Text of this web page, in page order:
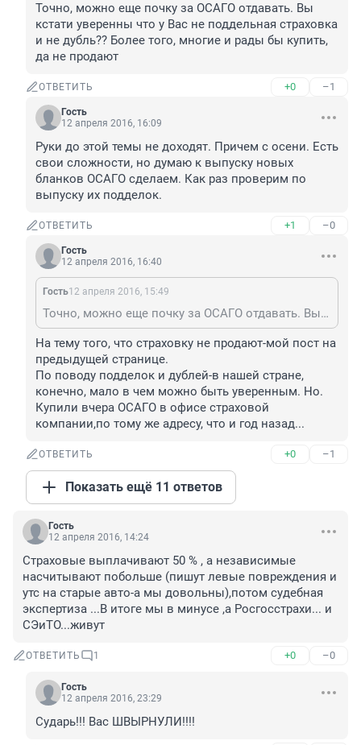
Точно, можно еще почку за ОСАГО отдавать. Вы
кстати уверенны что у Вас не поддельная страховка
и не дубль?? Более того, многие и рады бы купить,
да не продают
ОТВЕТИТЬ +0 –1
Гость
12 апреля 2016, 16:09
Руки до этой темы не доходят. Причем с осени. Есть
свои сложности, но думаю к выпуску новых
бланков ОСАГО сделаем. Как раз проверим по
выпуску их подделок.
ОТВЕТИТЬ +1 –0
Гость
12 апреля 2016, 16:40
Гость12 апреля 2016, 15:49
Точно, можно еще почку за ОСАГО отдавать. Вы кстати уверенны что у Вас не поддельная страховка и не дубль?? Более того, многие и рады бы купить, да не продают
На тему того, что страховку не продают-мой пост на
предыдущей странице.
По поводу подделок и дублей-в нашей стране,
конечно, мало в чем можно быть уверенным. Но.
Купили вчера ОСАГО в офисе страховой
компании,по тому же адресу, что и год назад...
ОТВЕТИТЬ +0 –1
Показать ещё 11 ответов
Гость
12 апреля 2016, 14:24
Страховые выплачивают 50 % , а независимые
насчитывают побольше (пишут левые повреждения и
утс на старые авто-а мы довольны),потом судебная
экспертиза ...В итоге мы в минусе ,а Росгосстрахи... и
СЭиТО...живут
ОТВЕТИТЬ 1 +0 –0
Гость
12 апреля 2016, 23:29
Сударь!!! Вас ШВЫРНУЛИ!!!!